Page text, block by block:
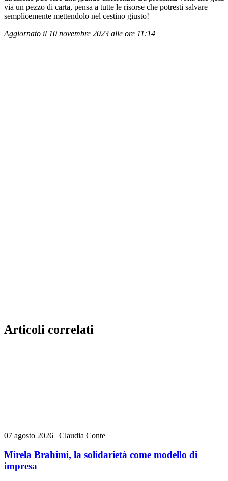
via un pezzo di carta, pensa a tutte le risorse che potresti salvare
semplicemente mettendolo nel cestino giusto!
Aggiornato il 10 novembre 2023 alle ore 11:14
Articoli correlati
07 agosto 2026 | Claudia Conte
Mirela Brahimi, la solidarietà come modello di
impresa